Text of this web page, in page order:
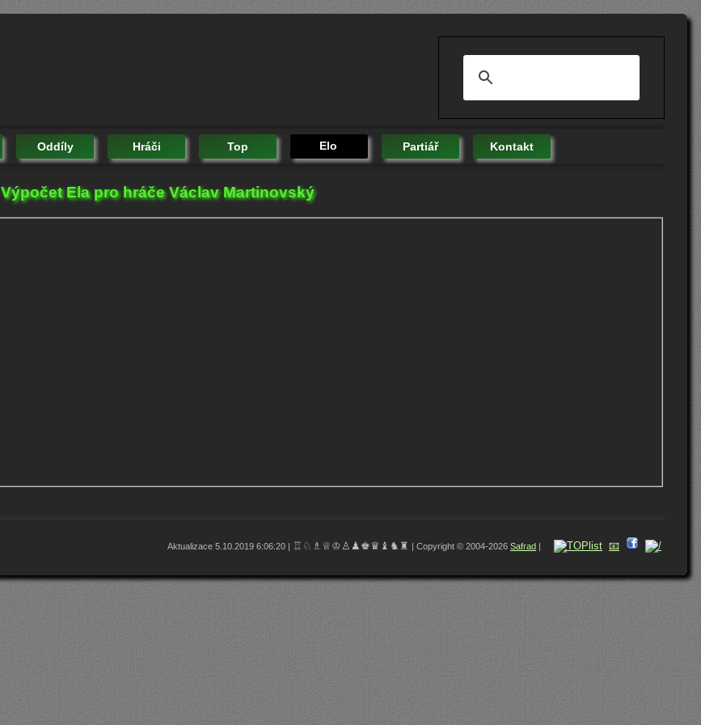
Oddíly Hráči Top Elo Partiář Kontakt
Výpočet Ela pro hráče Václav Martinovský
Aktualizace 5.10.2019 6:06:20 | ♖♘♗♕♔♙♟♚♛♝♞♜ | Copyright © 2004-2026 Safrad | 📧